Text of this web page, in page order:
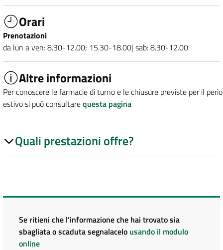
Orari
Prenotazioni
da lun a ven: 8.30-12.00; 15.30-18.00| sab: 8.30-12.00
Altre informazioni
Per conoscere le farmacie di turno e le chiusure previste per il
estivo si può consultarequesta pagina
Quali prestazioni offre?
Se ritieni che l'informazione che hai trovato sia
sbagliata o scaduta segnalacelo usando il modulo
online